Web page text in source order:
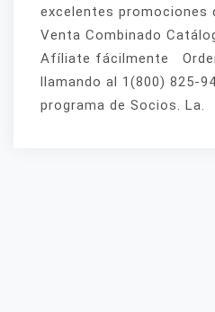
excelentes promociones
Venta Combinado
Afíliate fácilmente
llamando al 1(800) 825-
programa de Socios. La.